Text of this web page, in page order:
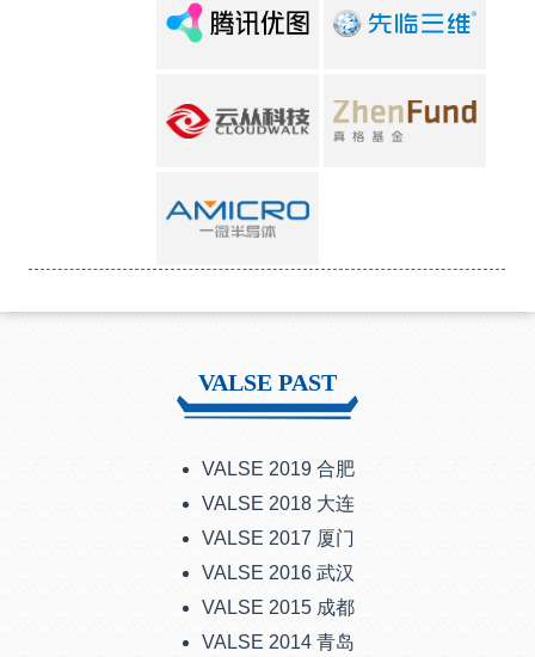
VALSE PAST
VALSE 2019 合肥
VALSE 2018 大连
VALSE 2017 厦门
VALSE 2016 武汉
VALSE 2015 成都
VALSE 2014 青岛